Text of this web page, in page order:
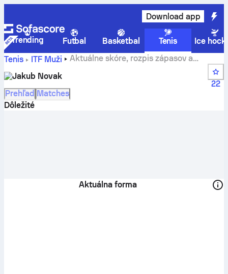
Download app
Trending Futbal Basketbal Tenis
Ice
Tenis
ITF Muži
Aktuálne skóre, rozpis zápasov a
Jakub Novak
22
Prehľad Matches
Dôležité
Aktuálna forma